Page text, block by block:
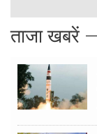
ताजा खबरें